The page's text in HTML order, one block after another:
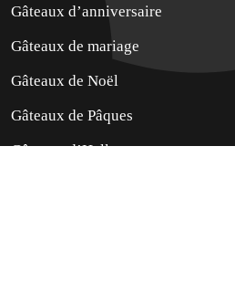
Gâteaux d’anniversaire
Gâteaux de mariage
Gâteaux de Noël
Gâteaux de Pâques
Gâteaux d’Halloween